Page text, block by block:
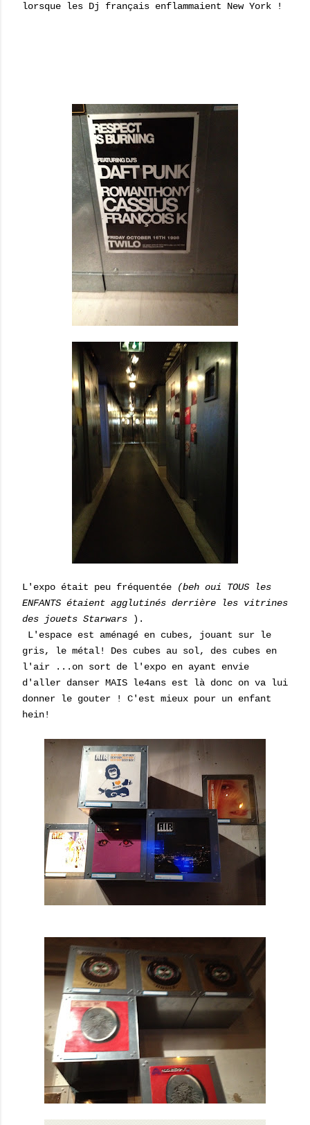
lorsque les Dj français enflammaient New York !
L'expo était peu fréquentée
(beh oui TOUS les
ENFANTS étaient agglutinés derrière les vitrines
des jouets Starwars ).
L'espace est aménagé en cubes, jouant sur le
gris, le métal! Des cubes au sol, des cubes en
l'air ...on sort de l'expo en ayant envie
d'aller danser MAIS le4ans est là donc on va lui
donner le gouter ! C'est mieux pour un enfant
hein!